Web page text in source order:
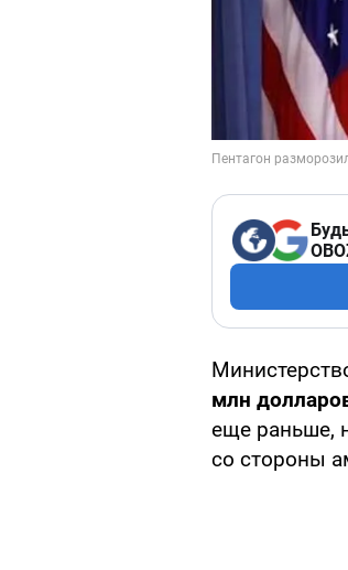
млн
еще раньше,
со стороны